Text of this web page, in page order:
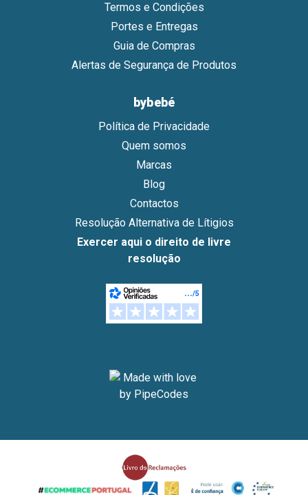
Termos e Condições
Portes e Entregas
Guia de Compras
Alertas de Segurança de Produtos
bybebé
Política de Privacidade
Quem somos
Marcas
Blog
Contactos
Resolução Alternativa de Lítigios
Exercer aqui o direito de livre
resolução